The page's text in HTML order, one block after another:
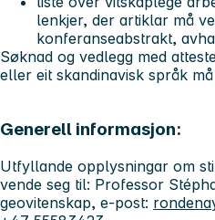
lenkjer, der artiklar må
konferanseabstrakt,
Søknad og vedlegg med
eller eit skandinavisk språk
Generell informasjon:
Utfyllande opplysningar om
vende seg til: Professor
geovitenskap, e-post: